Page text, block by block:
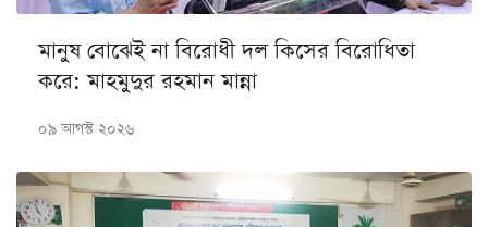
মানুষ বোঝেই না বিরোধী দল কিসের বিরোধিতা
করে: মাহমুদুর রহমান মান্না
০৯ আগস্ট ২০২৬